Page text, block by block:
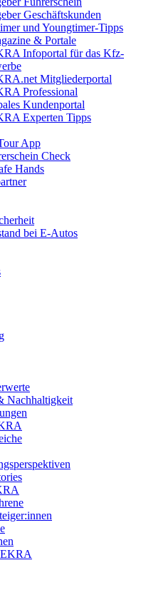
Geschäftskunden
und Youngtimer-Tipps
& Portale
Infoportal für das Kfz-
Mitgliederportal
Professional
Kundenportal
Experten Tipps
App
Check
Hands
bei E-Autos
Nachhaltigkeit